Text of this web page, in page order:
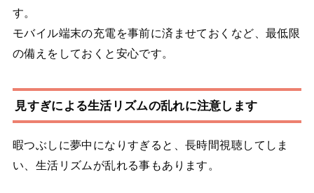
す。
モバイル端末の充電を事前に済ませておくなど、最低限
の備えをしておくと安心です。
見すぎによる生活リズムの乱れに注意します
暇つぶしに夢中になりすぎると、長時間視聴してしま
い、生活リズムが乱れる事もあります。